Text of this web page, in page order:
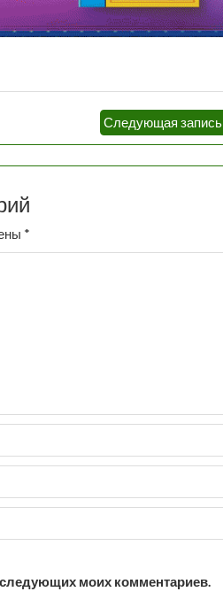
Следующая запись
*
моих комментариев.